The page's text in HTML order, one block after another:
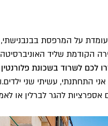
הקודמת שליד
התחתנתי, עשיתי שני